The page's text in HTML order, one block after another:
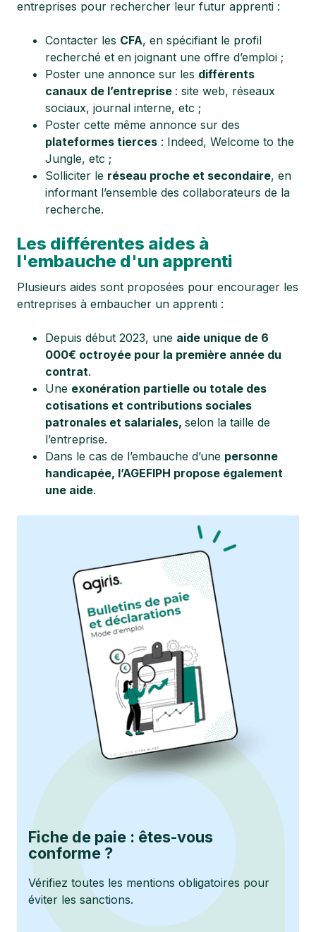
entreprises pour rechercher leur futur apprenti :
Contacter les CFA, en spécifiant le profil
recherché et en joignant une offre d’emploi ;
Poster une annonce sur les différents
canaux de l’entreprise : site web, réseaux
sociaux, journal interne, etc ;
Poster cette même annonce sur des
plateformes tierces : Indeed, Welcome to the
Jungle, etc ;
Solliciter le réseau proche et secondaire, en
informant l’ensemble des collaborateurs de la
recherche.
Les différentes aides à
l'embauche d'un apprenti
Plusieurs aides sont proposées pour encourager les
entreprises à embaucher un apprenti :
Depuis début 2023, une aide unique de 6
000€ octroyée pour la première année du
contrat.
Une exonération partielle ou totale des
cotisations et contributions sociales
patronales et salariales, selon la taille de
l’entreprise.
Dans le cas de l’embauche d’une personne
handicapée, l’AGEFIPH propose également
une aide.
Fiche de paie : êtes-vous
conforme ?
Vérifiez toutes les mentions obligatoires pour
éviter les sanctions.